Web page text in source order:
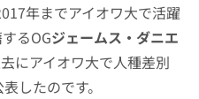
年までアイオワ大で活躍
るOGジェームス・ダニエ
にアイオワ大で人種差別
したのです。